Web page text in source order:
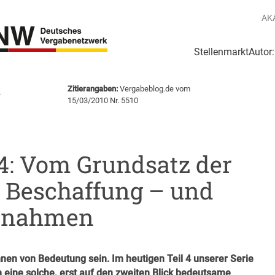
Stellenmarkt
Zitierangaben: Vergabeblog.de vom
15/03/2010 Nr. 5510
Vom Grundsatz der
– und
von Bedeutung sein. Im heutigen Teil 4 unserer Serie